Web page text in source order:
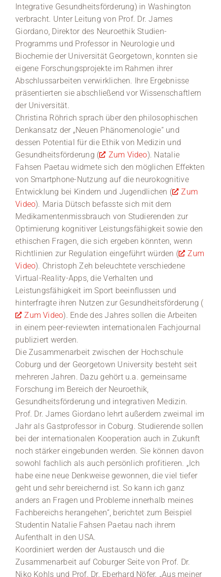
Integrative Gesundheitsförderung) in Washington
verbracht. Unter Leitung von Prof. Dr. James
Giordano, Direktor des Neuroethik Studien-
Programms und Professor in Neurologie und
Biochemie der Universität Georgetown, konnten sie
eigene Forschungsprojekte im Rahmen ihrer
Abschlussarbeiten verwirklichen. Ihre Ergebnisse
präsentierten sie abschließend vor Wissenschaftlern
der Universität.
Christina Röhrich sprach über den philosophischen
Denkansatz der „Neuen Phänomenologie“ und
dessen Potential für die Ethik von Medizin und
Gesundheitsförderung (
Zum Video). Natalie
Fahsen Paetau widmete sich den möglichen Effekten
von Smartphone-Nutzung auf die neurokognitive
Entwicklung bei Kindern und Jugendlichen (
Zum
Video). Maria Dütsch befasste sich mit dem
Medikamentenmissbrauch von Studierenden zur
Optimierung kognitiver Leistungsfähigkeit sowie den
ethischen Fragen, die sich ergeben könnten, wenn
Richtlinien zur Regulation eingeführt würden (
Zum
Video). Christoph Zeh beleuchtete verschiedene
Virtual-Reality-Apps, die Verhalten und
Leistungsfähigkeit im Sport beeinflussen und
hinterfragte ihren Nutzen zur Gesundheitsförderung (
Zum Video). Ende des Jahres sollen die Arbeiten
in einem peer-reviewten internationalen Fachjournal
publiziert werden.
Die Zusammenarbeit zwischen der Hochschule
Coburg und der Georgetown University besteht seit
mehreren Jahren. Dazu gehört u.a. gemeinsame
Forschung im Bereich der Neuroethik,
Gesundheitsförderung und integrativen Medizin.
Prof. Dr. James Giordano lehrt außerdem zweimal im
Jahr als Gastprofessor in Coburg. Studierende sollen
bei der internationalen Kooperation auch in Zukunft
noch stärker eingebunden werden. Sie können davon
sowohl fachlich als auch persönlich profitieren. „Ich
habe eine neue Denkweise gewonnen, die viel tiefer
geht und sehr bereichernd ist. So kann ich ganz
anders an Fragen und Probleme innerhalb meines
Fachbereichs herangehen“, berichtet zum Beispiel
Studentin Natalie Fahsen Paetau nach ihrem
Aufenthalt in den USA.
Koordiniert werden der Austausch und die
Zusammenarbeit auf Coburger Seite von Prof. Dr.
Niko Kohls und Prof. Dr. Eberhard Nöfer. „Aus meiner